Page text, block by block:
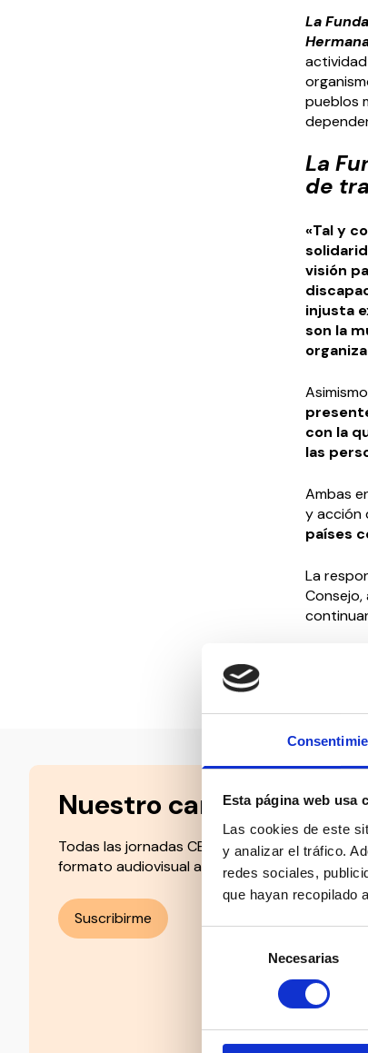
Esta página web usa
Las cookies de este
y analizar el tráfico.
redes sociales,
que hayan recopilado
consentimiento
Necesarias
La
pueblos
La
de
«Tal y
visión
injusta
son la
con la
las
Ambas
y acción
países
La
Nuestro canal de
Todas las jornadas CEDDD, el podcast ‘El
formato audiovisual a un solo clic.
Suscribirme